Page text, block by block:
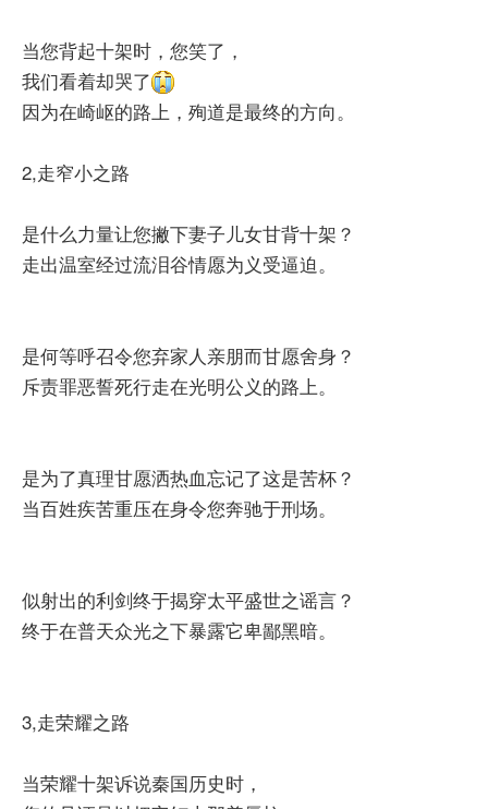
当您背起十架时，您笑了，
我们看着却哭了
因为在崎岖的路上，殉道是最终的方向。
2,走窄小之路
是什么力量让您撇下妻子儿女甘背十架？
走出温室经过流泪谷情愿为义受逼迫。
是何等呼召令您弃家人亲朋而甘愿舍身？
斥责罪恶誓死行走在光明公义的路上。
是为了真理甘愿洒热血忘记了这是苦杯？
当百姓疾苦重压在身令您奔驰于刑场。
似射出的利剑终于揭穿太平盛世之谣言？
终于在普天众光之下暴露它卑鄙黑暗。
3,走荣耀之路
当荣耀十架诉说秦国历史时，